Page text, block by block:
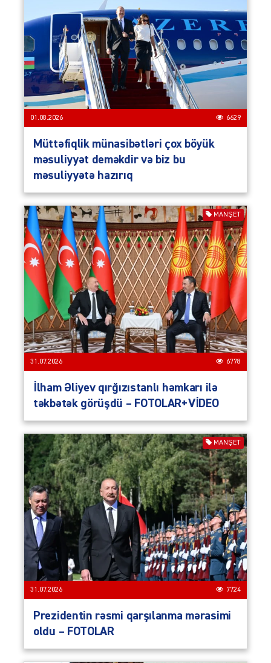
01.08.2026 6629
Müttəfiqlik münasibətləri çox böyük
məsuliyyət deməkdir və biz bu
məsuliyyətə hazırıq
MANŞET
31.07.2026 6778
İlham Əliyev qırğızıstanlı həmkarı ilə
təkbətək görüşdü – FOTOLAR+VİDEO
MANŞET
31.07.2026 7724
Prezidentin rəsmi qarşılanma mərasimi
oldu – FOTOLAR